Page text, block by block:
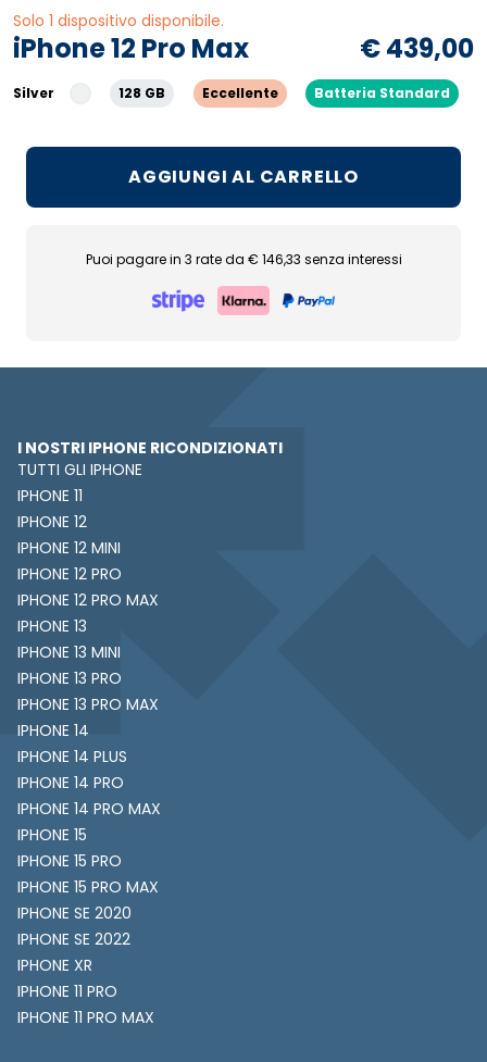
Solo 1 dispositivo disponibile.
iPhone 12 Pro Max € 439,00
Silver 128 GB Eccellente Batteria Standard
AGGIUNGI AL CARRELLO
Puoi pagare in 3 rate da € 146,33 senza interessi
I NOSTRI IPHONE RICONDIZIONATI
TUTTI GLI IPHONE
IPHONE 11
IPHONE 12
IPHONE 12 MINI
IPHONE 12 PRO
IPHONE 12 PRO MAX
IPHONE 13
IPHONE 13 MINI
IPHONE 13 PRO
IPHONE 13 PRO MAX
IPHONE 14
IPHONE 14 PLUS
IPHONE 14 PRO
IPHONE 14 PRO MAX
IPHONE 15
IPHONE 15 PRO
IPHONE 15 PRO MAX
IPHONE SE 2020
IPHONE SE 2022
IPHONE XR
IPHONE 11 PRO
IPHONE 11 PRO MAX